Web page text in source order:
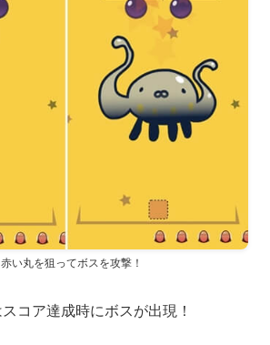
い丸を狙ってボスを攻撃！
コア達成時にボスが出現！